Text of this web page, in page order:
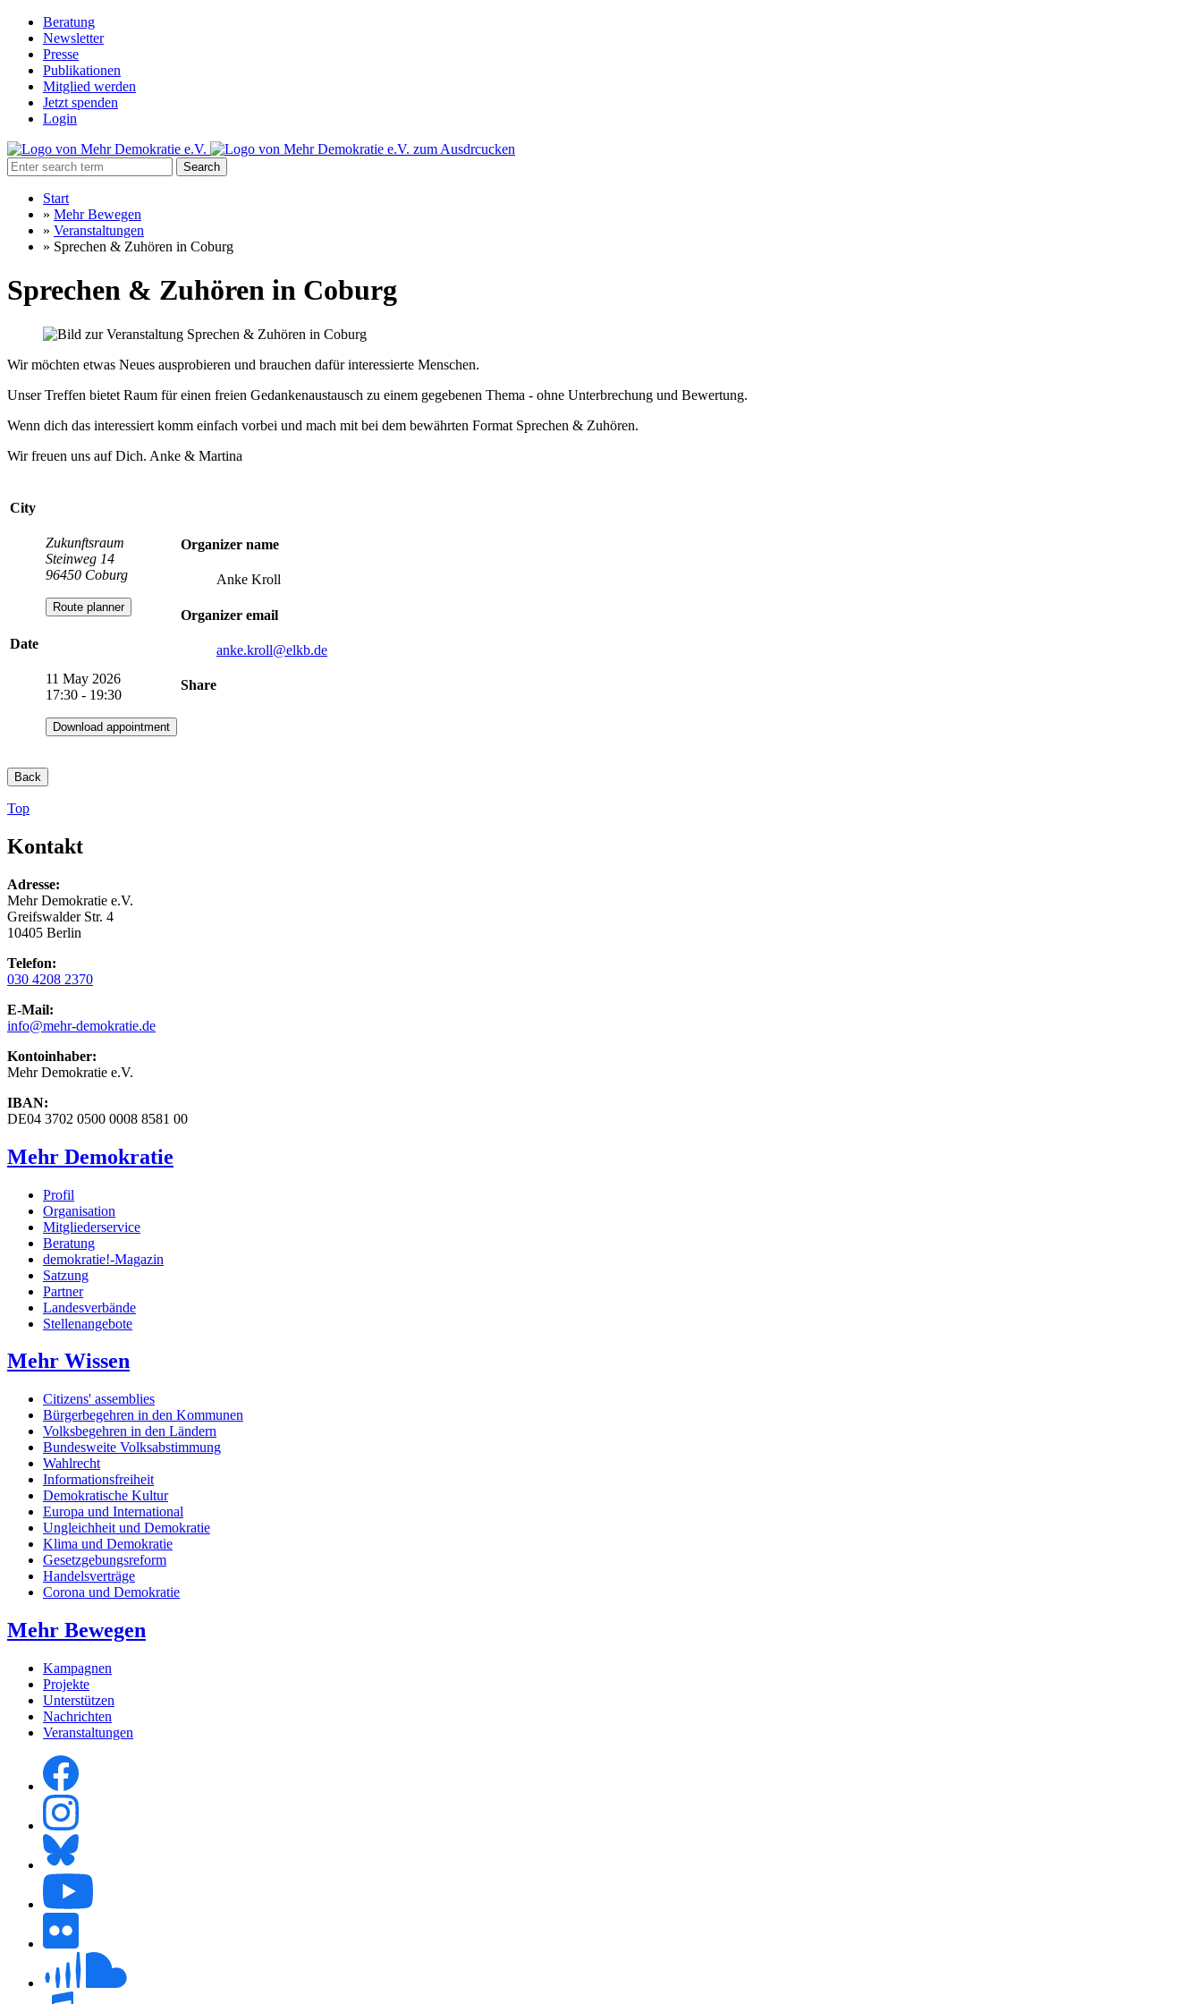
Beratung
Newsletter
Presse
Publikationen
Mitglied werden
Jetzt spenden
Login
Search
Start
» Mehr Bewegen
» Veranstaltungen
» Sprechen & Zuhören in Coburg
Sprechen & Zuhören in Coburg
Wir möchten etwas Neues ausprobieren und brauchen dafür interessierte Menschen.
Unser Treffen bietet Raum für einen freien Gedankenaustausch zu einem gegebenen Thema - ohne Unterbrechung und Bewertung.
Wenn dich das interessiert komm einfach vorbei und mach mit bei dem bewährten Format Sprechen & Zuhören.
Wir freuen uns auf Dich. Anke & Martina
City
Zukunftsraum
Steinweg 14
96450 Coburg
Route planner
Date
11 May 2026
17:30 - 19:30
Download appointment
Organizer name
Anke Kroll
Organizer email
anke.kroll@elkb.de
Share
Back
Top
Kontakt
Adresse:
Mehr Demokratie e.V.
Greifswalder Str. 4
10405 Berlin
Telefon:
030 4208 2370
E-Mail:
info@mehr-demokratie.de
Kontoinhaber:
Mehr Demokratie e.V.
IBAN:
DE04 3702 0500 0008 8581 00
Mehr Demokratie
Profil
Organisation
Mitgliederservice
Beratung
demokratie!-Magazin
Satzung
Partner
Landesverbände
Stellenangebote
Mehr Wissen
Citizens' assemblies
Bürgerbegehren in den Kommunen
Volksbegehren in den Ländern
Bundesweite Volksabstimmung
Wahlrecht
Informationsfreiheit
Demokratische Kultur
Europa und International
Ungleichheit und Demokratie
Klima und Demokratie
Gesetzgebungsreform
Handelsverträge
Corona und Demokratie
Mehr Bewegen
Kampagnen
Projekte
Unterstützen
Nachrichten
Veranstaltungen